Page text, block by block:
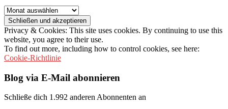
Archiv
Privacy & Cookies: This site uses cookies. By continuing to use this
website, you agree to their use.
To find out more, including how to control cookies, see here:
Cookie-Richtlinie
Blog via E-Mail abonnieren
Schließe dich 1.992 anderen Abonnenten an